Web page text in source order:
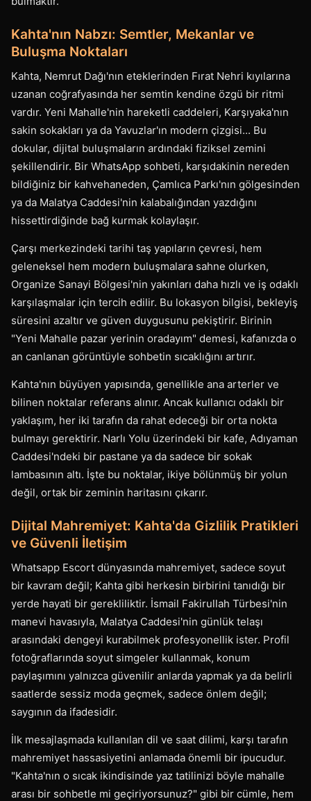
Kahta'nın Nabzı: Semtler, Mekanlar ve
Buluşma Noktaları
Kahta, Nemrut Dağı'nın eteklerinden Fırat Nehri kıyılarına
uzanan coğrafyasında her semtin kendine özgü bir ritmi
vardır. Yeni Mahalle'nin hareketli caddeleri, Karşıyaka'nın
sakin sokakları ya da Yavuzlar'ın modern çizgisi... Bu
dokular, dijital buluşmaların ardındaki fiziksel zemini
şekillendirir. Bir WhatsApp sohbeti, karşıdakinin nereden
bildiğiniz bir kahvehaneden, Çamlıca Parkı'nın gölgesinden
ya da Malatya Caddesi'nin kalabalığından yazdığını
hissettirdiğinde bağ kurmak kolaylaşır.
Çarşı merkezindeki tarihi taş yapıların çevresi, hem
geleneksel hem modern buluşmalara sahne olurken,
Organize Sanayi Bölgesi'nin yakınları daha hızlı ve iş odaklı
karşılaşmalar için tercih edilir. Bu lokasyon bilgisi, bekleyiş
süresini azaltır ve güven duygusunu pekiştirir. Birinin
"Yeni Mahalle pazar yerinin oradayım" demesi, kafanızda o
an canlanan görüntüyle sohbetin sıcaklığını artırır.
Kahta'nın büyüyen yapısında, genellikle ana arterler ve
bilinen noktalar referans alınır. Ancak kullanıcı odaklı bir
yaklaşım, her iki tarafın da rahat edeceği bir orta nokta
bulmayı gerektirir. Narlı Yolu üzerindeki bir kafe, Adıyaman
Caddesi'ndeki bir pastane ya da sadece bir sokak
lambasının altı. İşte bu noktalar, ikiye bölünmüş bir yolun
değil, ortak bir zeminin haritasını çıkarır.
Dijital Mahremiyet: Kahta'da Gizlilik Pratikleri
ve Güvenli İletişim
Whatsapp Escort dünyasında mahremiyet, sadece soyut
bir kavram değil; Kahta gibi herkesin birbirini tanıdığı bir
yerde hayati bir gerekliliktir. İsmail Fakirullah Türbesi'nin
manevi havasıyla, Malatya Caddesi'nin günlük telaşı
arasındaki dengeyi kurabilmek profesyonellik ister. Profil
fotoğraflarında soyut simgeler kullanmak, konum
paylaşımını yalnızca güvenilir anlarda yapmak ya da belirli
saatlerde sessiz moda geçmek, sadece önlem değil;
saygının da ifadesidir.
İlk mesajlaşmada kullanılan dil ve saat dilimi, karşı tarafın
mahremiyet hassasiyetini anlamada önemli bir ipucudur.
"Kahta'nın o sıcak ikindisinde yaz tatilinizi böyle mahalle
arası bir sohbetle mi geçiriyorsunuz?" gibi bir cümle, hem